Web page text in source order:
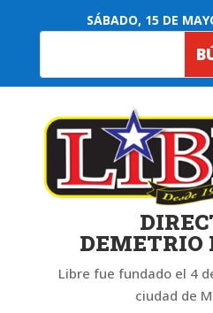
SÁBADO, 15 DE
DEMETRIO
Libre fue fundado el 4
ciudad de